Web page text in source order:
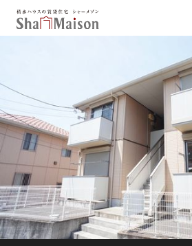
最近見
北海道 東北
関
中部
関西
中国
九州
市区郡・路線・駅から探す
通勤・通学時間から探す